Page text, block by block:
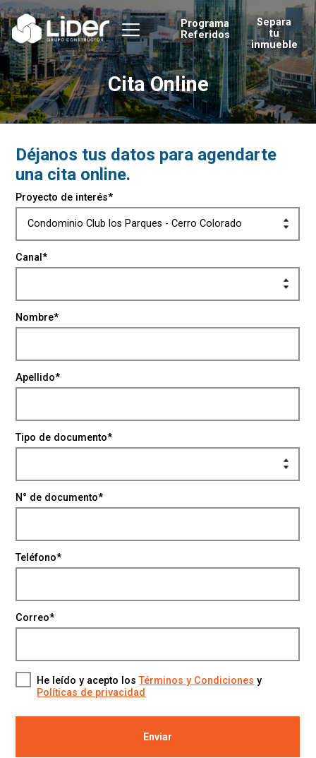
Programa
Referidos
Separa
tu
inmueble
Cita Online
Déjanos tus datos para agendarte
una cita online.
Proyecto de interés*
Canal*
Nombre*
Apellido*
Tipo de documento*
N° de documento*
Teléfono*
Correo*
He leído y acepto losTérminos y Condiciones y
Políticas de privacidad
Enviar